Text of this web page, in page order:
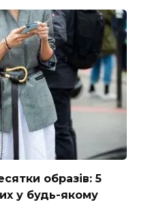
образів: 5
у будь-якому